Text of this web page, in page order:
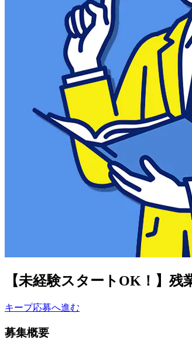
【未経験スタートOK！】
キープ応募へ進む
募集概要